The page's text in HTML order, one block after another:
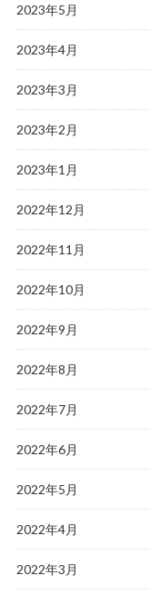
2023年5月
2023年4月
2023年3月
2023年2月
2023年1月
2022年12月
2022年11月
2022年10月
2022年9月
2022年8月
2022年7月
2022年6月
2022年5月
2022年4月
2022年3月